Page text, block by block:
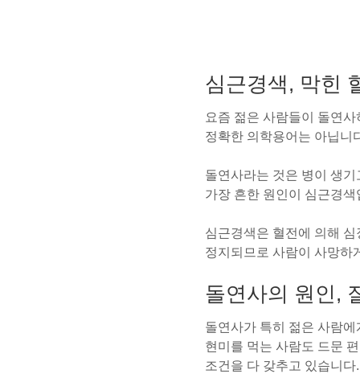
심근경색, 막힌
요즘 젊은 사람들이 돌연
정확한 의학용어는 아닙니
돌연사라는 것은 병이 생
가장 흔한 원인이 심근경색
심근경색은 혈전에 의해
정지되므로 사람이 사망하
돌연사의 원인,
돌연사가 특히 젊은 사람
현미를 먹는 사람도 드문
조건을 다 갖추고 있습니다.